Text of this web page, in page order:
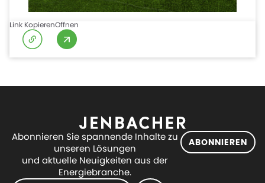
Link KopierenOffnen
Abonnieren Sie spannende Inhalte zu
unseren Lösungen
und aktuelle Neuigkeiten aus der
Energiebranche.
ABONNIEREN